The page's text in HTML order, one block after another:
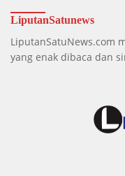
LiputanSatunews
LiputanSatuNews.com
yang enak dibaca dan